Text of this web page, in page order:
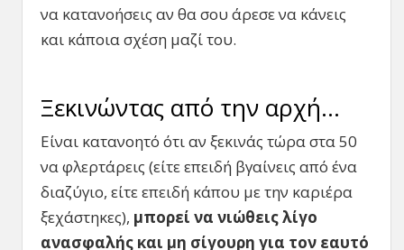
να κατανοήσεις αν θα σου άρεσε να κάνεις
και κάποια σχέση μαζί του.
Ξεκινώντας από την αρχή…
Είναι κατανοητό ότι αν ξεκινάς τώρα στα 50
να φλερτάρεις (είτε επειδή βγαίνεις από ένα
διαζύγιο, είτε επειδή κάπου με την καριέρα
ξεχάστηκες), μπορεί να νιώθεις λίγο
ανασφαλής και μη σίγουρη για τον εαυτό